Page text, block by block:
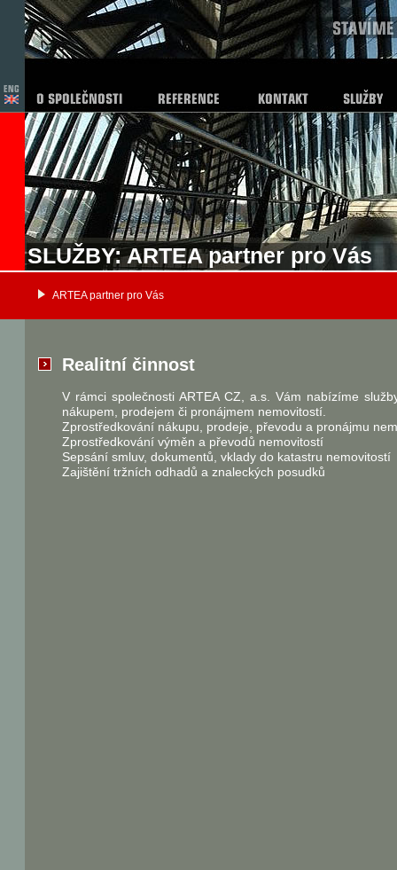
SLUŽBY: ARTEA partner pro Vás
ARTEA partner pro Vás
Realitní činnost
V rámci společnosti ARTEA CZ, a.s. Vám nabízíme
nákupem, prodejem či pronájmem nemovitostí.
Zprostředkování nákupu, prodeje, převodu a pronájmu
Zprostředkování výměn a převodů nemovitostí
Sepsání smluv, dokumentů, vklady do katastru nemovitostí
Zajištění tržních odhadů a znaleckých posudků